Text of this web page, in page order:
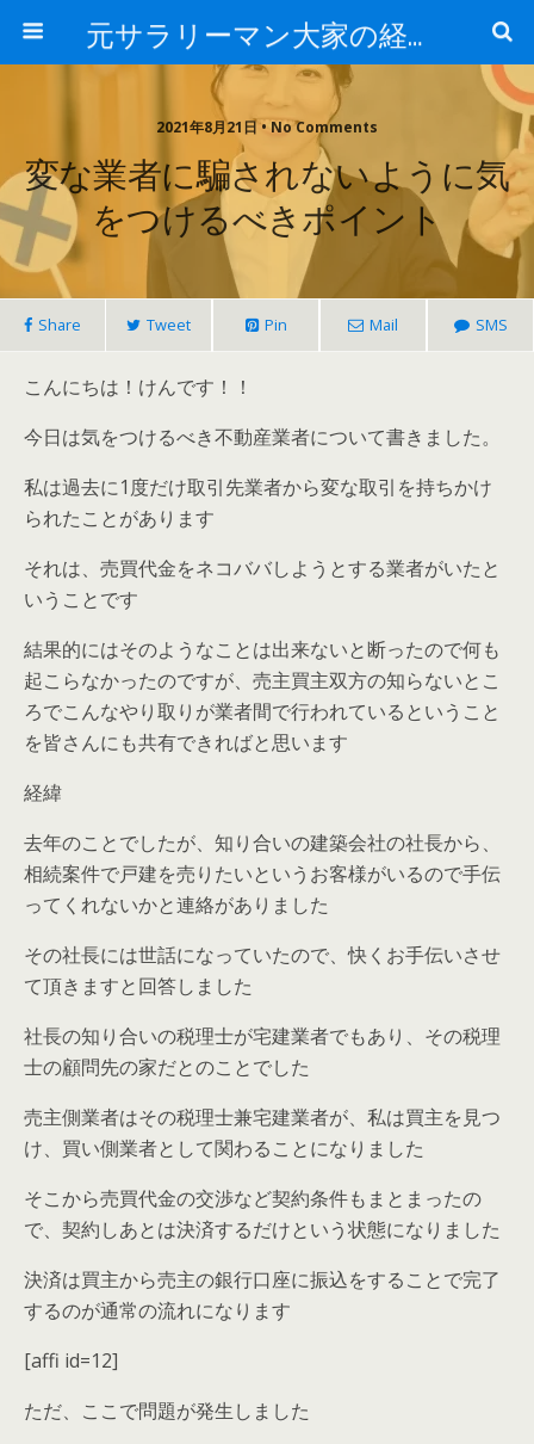
元サラリーマン大家の経済的自由への道
2021年8月21日 • No Comments
変な業者に騙されないように気
をつけるべきポイント
Share Tweet Pin Mail SMS
こんにちは！けんです！！
今日は気をつけるべき不動産業者について書きました。
私は過去に1度だけ取引先業者から変な取引を持ちかけ
られたことがあります
それは、 売買代金をネコババしようとする業者がいたと
いうことです
結果的にはそのようなことは出来ないと断ったので何も
起こらなかったのですが、売主買主双方の知らないとこ
ろでこんなやり取りが業者間で行われているということ
を皆さんにも共有できればと思います
経緯
去年のことでしたが、知り合いの建築会社の社長から、
相続案件で戸建を売りたいというお客様がいるので手伝
ってくれないかと連絡がありました
その社長には世話になっていたので、快くお手伝いさせ
て頂きますと回答しました
社長の知り合いの税理士が宅建業者でもあり、その税理
士の顧問先の家だとのことでした
売主側業者はその税理士兼宅建業者が、私は買主を見つ
け、買い側業者として関わることになりました
そこから売買代金の交渉など契約条件もまとまったの
で、契約しあとは決済するだけという状態になりました
決済は買主から売主の銀行口座に振込をすることで完了
するのが通常の流れになります
[affi id=12]
ただ、ここで問題が発生しました